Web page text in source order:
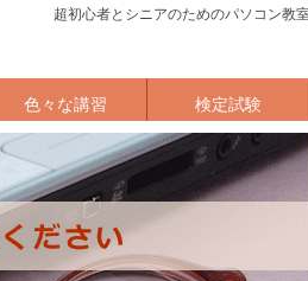
超初心者とシニアのためのパソコン教
色々な講習 検定試験